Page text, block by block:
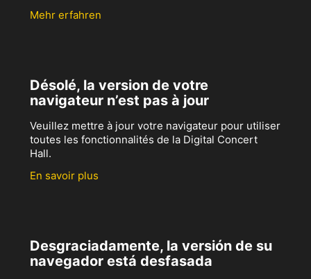
Mehr erfahren
Désolé, la version de votre
navigateur n’est pas à jour
Veuillez mettre à jour votre navigateur pour utiliser
toutes les fonctionnalités de la Digital Concert
Hall.
En savoir plus
Desgraciadamente, la versión de su
navegador está desfasada